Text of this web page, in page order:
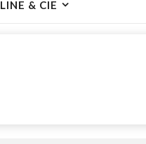
& CIE